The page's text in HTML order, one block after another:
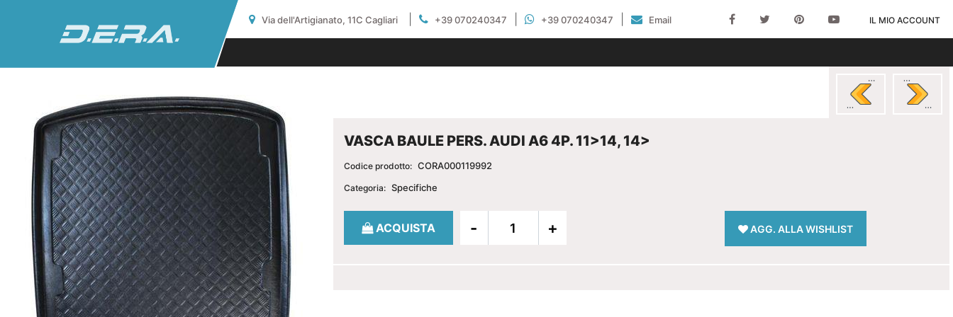
Via dell'Artigianato, 11C Cagliari +39 070240347 +39 070240347 Email IL MIO ACCOUNT
VASCA BAULE PERS. AUDI A6 4P. 11>14, 14>
Codice prodotto: CORA000119992
Categoria: Specifiche
Quantità
ACQUISTA AGG. ALLA WISHLIST